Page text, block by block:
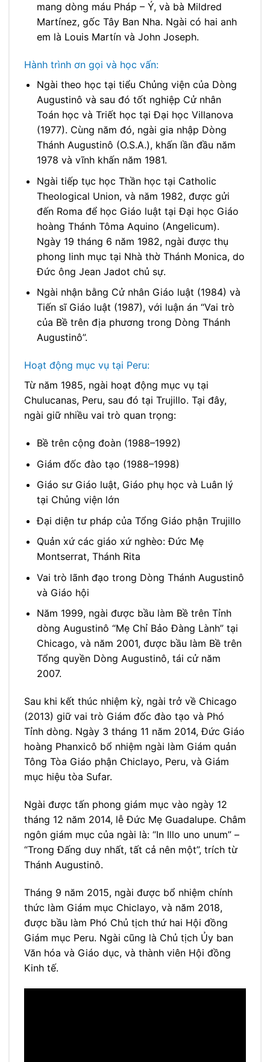
mang dòng máu Pháp – Ý, và bà Mildred
Martínez, gốc Tây Ban Nha. Ngài có hai anh
em là Louis Martín và John Joseph.
Hành trình ơn gọi và học vấn:
Ngài theo học tại tiểu Chủng viện của Dòng
Augustinô và sau đó tốt nghiệp Cử nhân
Toán học và Triết học tại Đại học Villanova
(1977). Cùng năm đó, ngài gia nhập Dòng
Thánh Augustinô (O.S.A.), khấn lần đầu năm
1978 và vĩnh khấn năm 1981.
Ngài tiếp tục học Thần học tại Catholic
Theological Union, và năm 1982, được gửi
đến Roma để học Giáo luật tại Đại học Giáo
hoàng Thánh Tôma Aquino (Angelicum).
Ngày 19 tháng 6 năm 1982, ngài được thụ
phong linh mục tại Nhà thờ Thánh Monica, do
Đức ông Jean Jadot chủ sự.
Ngài nhận bằng Cử nhân Giáo luật (1984) và
Tiến sĩ Giáo luật (1987), với luận án “Vai trò
của Bề trên địa phương trong Dòng Thánh
Augustinô”.
Hoạt động mục vụ tại Peru:
Từ năm 1985, ngài hoạt động mục vụ tại
Chulucanas, Peru, sau đó tại Trujillo. Tại đây,
ngài giữ nhiều vai trò quan trọng:
Bề trên cộng đoàn (1988–1992)
Giám đốc đào tạo (1988–1998)
Giáo sư Giáo luật, Giáo phụ học và Luân lý
tại Chủng viện lớn
Đại diện tư pháp của Tổng Giáo phận Trujillo
Quản xứ các giáo xứ nghèo: Đức Mẹ
Montserrat, Thánh Rita
Vai trò lãnh đạo trong Dòng Thánh Augustinô
và Giáo hội
Năm 1999, ngài được bầu làm Bề trên Tỉnh
dòng Augustinô “Mẹ Chỉ Bảo Đàng Lành” tại
Chicago, và năm 2001, được bầu làm Bề trên
Tổng quyền Dòng Augustinô, tái cử năm
2007.
Sau khi kết thúc nhiệm kỳ, ngài trở về Chicago
(2013) giữ vai trò Giám đốc đào tạo và Phó
Tỉnh dòng. Ngày 3 tháng 11 năm 2014, Đức Giáo
hoàng Phanxicô bổ nhiệm ngài làm Giám quản
Tông Tòa Giáo phận Chiclayo, Peru, và Giám
mục hiệu tòa Sufar.
Ngài được tấn phong giám mục vào ngày 12
tháng 12 năm 2014, lễ Đức Mẹ Guadalupe. Châm
ngôn giám mục của ngài là: “In Illo uno unum” –
“Trong Đấng duy nhất, tất cả nên một”, trích từ
Thánh Augustinô.
Tháng 9 năm 2015, ngài được bổ nhiệm chính
thức làm Giám mục Chiclayo, và năm 2018,
được bầu làm Phó Chủ tịch thứ hai Hội đồng
Giám mục Peru. Ngài cũng là Chủ tịch Ủy ban
Văn hóa và Giáo dục, và thành viên Hội đồng
Kinh tế.